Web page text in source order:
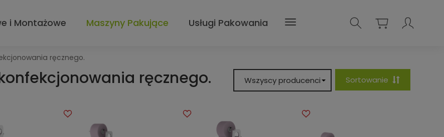
i Montażowe Maszyny Pakujące Usługi Pakowania
ręcznego.
ręcznego. Sortowanie